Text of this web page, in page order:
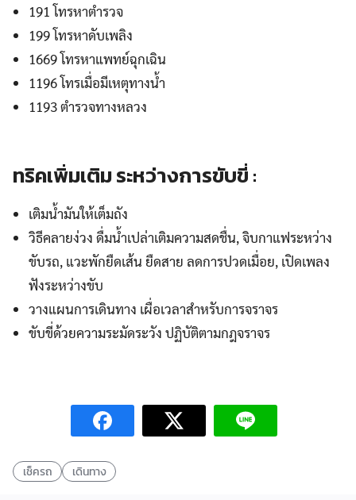
191 โทรหาตำรวจ
199 โทรหาดับเพลิง
1669 โทรหาแพทย์ฉุกเฉิน
1196 โทรเมื่อมีเหตุทางน้ำ
1193 ตำรวจทางหลวง
ทริคเพิ่มเติม ระหว่างการขับขี่ :
เติมน้ำมันให้เต็มถัง
วิธีคลายง่วง ดื่มน้ำเปล่าเติมความสดชื่น, จิบกาแฟระหว่าง
ขับรถ, แวะพักยืดเส้น ยืดสาย ลดการปวดเมื่อย, เปิดเพลง
ฟังระหว่างขับ
วางแผนการเดินทาง เผื่อเวลาสำหรับการจราจร
ขับขี่ด้วยความระมัดระวัง ปฏิบัติตามกฎจราจร
เช็ครถ เดินทาง